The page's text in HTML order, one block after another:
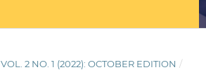
VOL. 2 NO. 1 (2022): OCTOBER EDITION /